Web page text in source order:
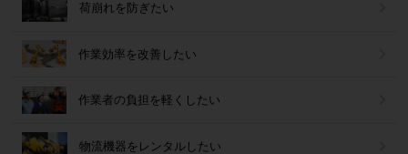
荷崩れを防ぎたい
作業効率を改善したい
作業者の負担を軽くしたい
物流機器をレンタルしたい